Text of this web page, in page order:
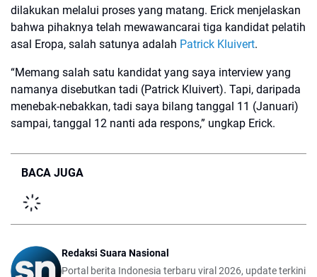
dilakukan melalui proses yang matang. Erick menjelaskan
bahwa pihaknya telah mewawancarai tiga kandidat pelatih
asal Eropa, salah satunya adalah Patrick Kluivert.
“Memang salah satu kandidat yang saya interview yang
namanya disebutkan tadi (Patrick Kluivert). Tapi, daripada
menebak-nebakkan, tadi saya bilang tanggal 11 (Januari)
sampai, tanggal 12 nanti ada respons,” ungkap Erick.
BACA JUGA
Redaksi Suara Nasional
Portal berita Indonesia terbaru viral 2026, update terkini